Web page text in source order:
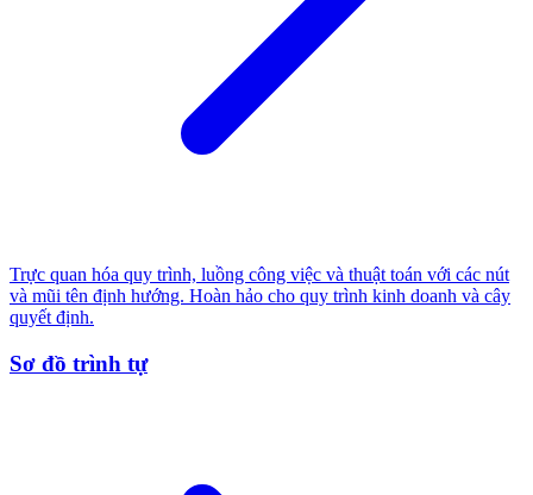
Trực quan hóa quy trình, luồng công việc và thuật toán với các nút
và mũi tên định hướng. Hoàn hảo cho quy trình kinh doanh và cây
quyết định.
Sơ đồ trình tự